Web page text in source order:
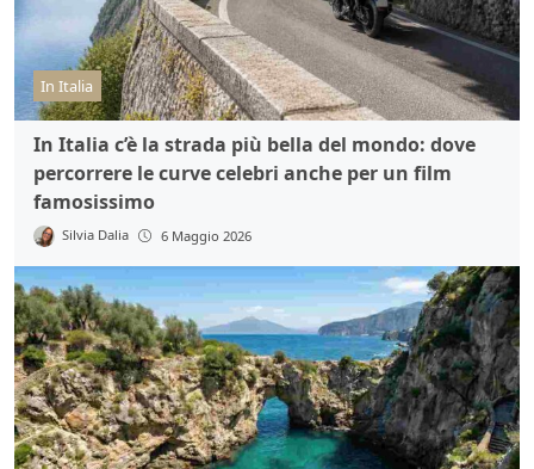
In Italia
In Italia c’è la strada più bella del mondo: dove
percorrere le curve celebri anche per un film
famosissimo
Silvia Dalia 6 Maggio 2026